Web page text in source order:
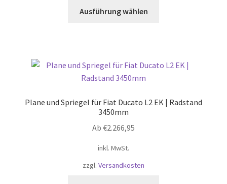
Ausführung wählen
auf.
können
Plane und Spriegel für Fiat Ducato L2 EK | Radstand
3450mm
Ab €2.266,95
inkl. MwSt.
zzgl. Versandkosten